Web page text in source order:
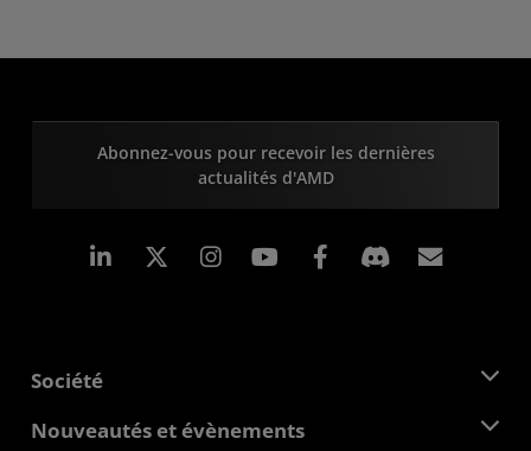
Abonnez-vous pour recevoir les dernières
actualités d'AMD
LinkedIn Instagram Facebook
Société
À propos d'AMD
Nouveautés et évènements